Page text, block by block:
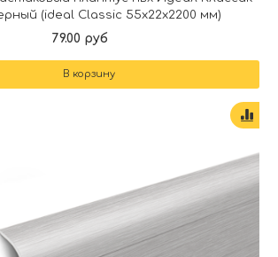
(ideal Classic 55х22х2200 мм)
79.00 руб
В корзину